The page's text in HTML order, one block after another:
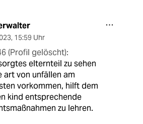
, 15:59 Uhr
(Profil gelöscht):
elternteil zu sehen
art von unfällen am
vorkommen, hilft dem
kind entsprechende
zu lehren.